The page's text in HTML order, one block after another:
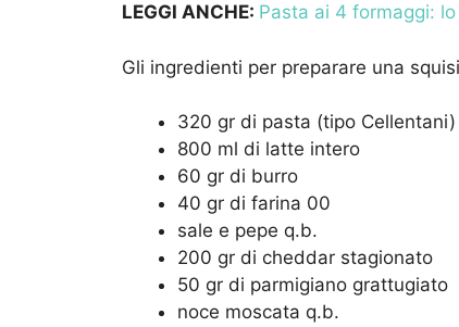
LEGGI ANCHE: Pasta ai 4 formaggi:
Gli ingredienti per preparare una
320 gr di pasta (tipo Cellentani)
800 ml di latte intero
60 gr di burro
40 gr di farina 00
sale e pepe q.b.
200 gr di cheddar stagionato
50 gr di parmigiano grattugiato
noce moscata q.b.